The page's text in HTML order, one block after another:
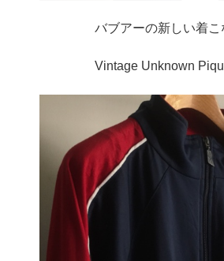
バブアーの新しい着こ
Vintage Unknown